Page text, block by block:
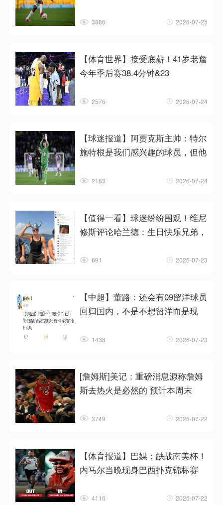
3886 2026-07-25
【体育世界】接受底薪！41岁老詹
今年季后赛38.4分钟&23
2576 2026-07-24
【球迷报道】阿贾克斯主帅：特尔
施特根是我们感兴趣的球员，但他
2163 2026-07-24
【值得一看】球迷纷纷围观！维尼
修斯评论哈兰德：生日快乐兄弟，
691 2026-07-23
【中超】董路：还会有09留洋球员
回归国内，不是不想留洋而是现
1438 2026-07-23
[詹姆斯]美记：重磅消息源称詹姆
斯去热火是必然的 预计本周末
3749 2026-07-22
【体育报道】巴媒：缺战南美杯！
内马尔当晚现身巴西扑克锦标赛
4116 2026-07-22